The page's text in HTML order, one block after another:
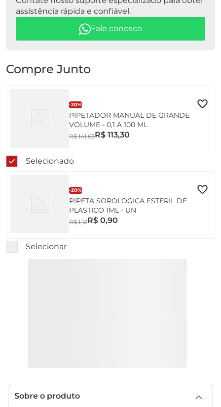
• Display de Volume: Não Apresenta.
• Ambiente de Trabalho: 5°C – 40°C /
assistência rápida e confiável.
Fale conosco
Compre Junto
-20%
PIPETADOR MANUAL DE GRANDE
VOLUME - 0,1 A 100 ML
R$ 141,63R$ 113,30
Selecionado
-20%
PIPETA SOROLOGICA ESTERIL DE
PLASTICO 1ML - UN
R$ 1,12R$ 0,90
Selecionar
Sobre o produto